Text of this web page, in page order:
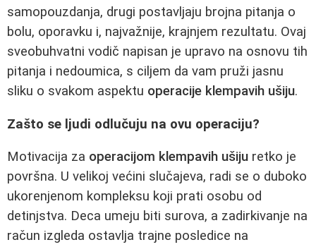
samopouzdanja, drugi postavljaju brojna pitanja o
bolu, oporavku i, najvažnije, krajnjem rezultatu. Ovaj
sveobuhvatni vodič napisan je upravo na osnovu tih
pitanja i nedoumica, s ciljem da vam pruži jasnu
sliku o svakom aspektu operacije klempavih ušiju.
Zašto se ljudi odlučuju na ovu operaciju?
Motivacija za operacijom klempavih ušiju retko je
površna. U velikoj većini slučajeva, radi se o duboko
ukorenjenom kompleksu koji prati osobu od
detinjstva. Deca umeju biti surova, a zadirkivanje na
račun izgleda ostavlja trajne posledice na